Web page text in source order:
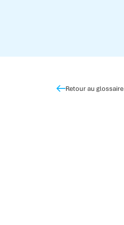
Retour au glossaire